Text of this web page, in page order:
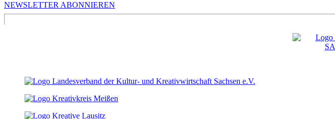
NEWSLETTER ABONNIEREN